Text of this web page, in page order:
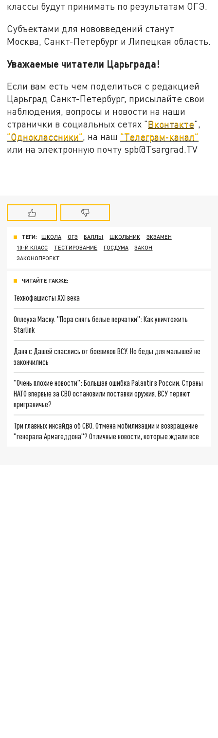
классы будут принимать по результатам ОГЭ.
Субъектами для нововведений станут
Москва, Санкт-Петербург и Липецкая область.
Уважаемые читатели Царьграда!
Если вам есть чем поделиться с редакцией
Царьград Санкт-Петербург, присылайте свои
наблюдения, вопросы и новости на наши
странички в социальных сетях "Вконтакте",
"Одноклассники", на наш "Телеграм-канал"
или на электронную почту spb@Tsargrad.TV
ТЕГИ: ШКОЛА ОГЭ БАЛЛЫ ШКОЛЬНИК
ЭКЗАМЕН
10-Й КЛАСС
ТЕСТИРОВАНИЕ ГОСДУМА
ЗАКОН
ЗАКОНОПРОЕКТ
ЧИТАЙТЕ ТАКЖЕ:
Технофашисты XXI века
Оплеуха Маску. "Пора снять белые перчатки": Как уничтожить
Starlink
Даня с Дашей спаслись от боевиков ВСУ. Но беды для малышей не
закончились
"Очень плохие новости": Большая ошибка Palantir в России. Страны
НАТО впервые за СВО остановили поставки оружия. ВСУ теряют
приграничье?
Три главных инсайда об СВО. Отмена мобилизации и возвращение
"генерала Армагеддона"? Отличные новости, которые ждали все